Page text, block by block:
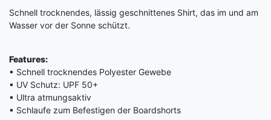
Schnell trocknendes, lässig geschnittenes Shirt, das im und am
Wasser vor der Sonne schützt.
Features:
▪ Schnell trocknendes Polyester Gewebe
▪ UV Schutz: UPF 50+
▪ Ultra atmungsaktiv
▪ Schlaufe zum Befestigen der Boardshorts